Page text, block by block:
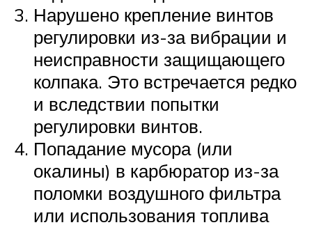
Нарушено крепление винтов
регулировки из-за вибрации и
неисправности защищающего
колпака. Это встречается редко
и вследствии попытки
регулировки винтов.
Попадание мусора (или
окалины) в карбюратор из-за
поломки воздушного фильтра
или использования топлива